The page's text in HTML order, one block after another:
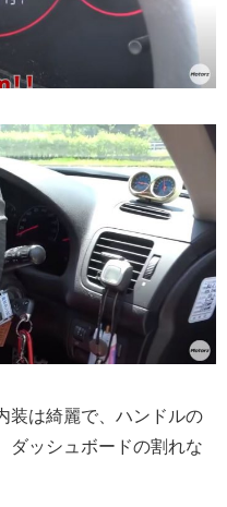
装は綺麗で、ハンドルの
ダッシュボードの割れな